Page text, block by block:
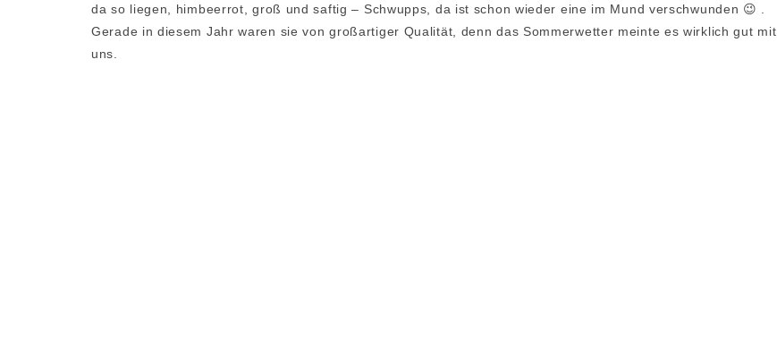
da so liegen, himbeerrot, groß und saftig – Schwupps, da ist schon wieder eine im Mund verschwunden 😉 .
Gerade in diesem Jahr waren sie von großartiger Qualität, denn das Sommerwetter meinte es wirklich gut mit
uns.